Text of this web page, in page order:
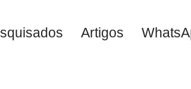
Artigos